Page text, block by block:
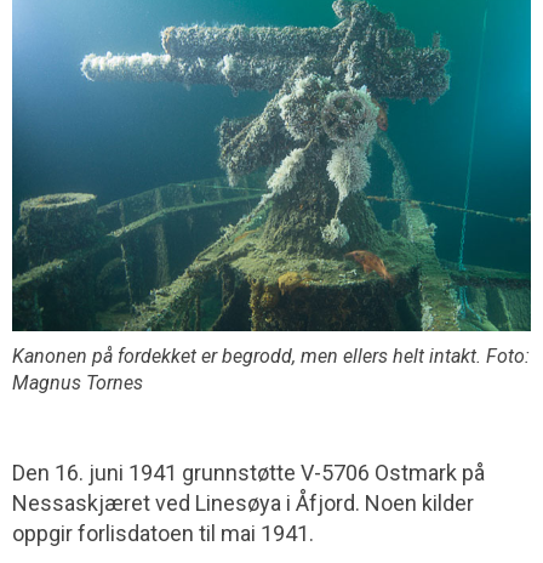
Kanonen på fordekket er begrodd, men ellers helt intakt. Foto:
Magnus Tornes
Den 16. juni 1941 grunnstøtte V-5706 Ostmark på
Nessaskjæret ved Linesøya i Åfjord. Noen kilder
oppgir forlisdatoen til mai 1941.